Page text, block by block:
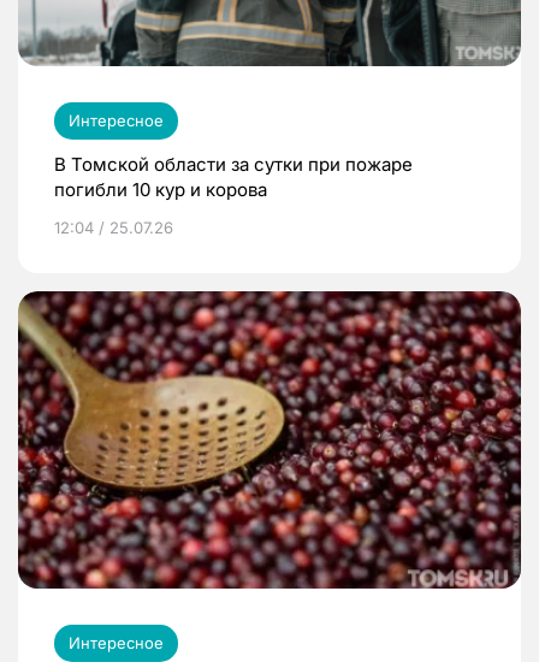
Интересное
В Томской области за сутки при пожаре
погибли 10 кур и корова
12:04 / 25.07.26
Интересное